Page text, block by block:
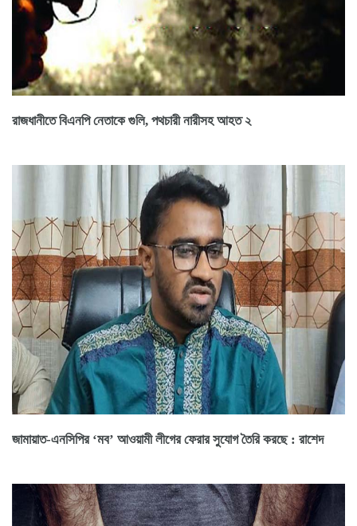
রাজধানীতে বিএনপি নেতাকে গুলি, পথচারী নারীসহ আহত ২
জামায়াত-এনসিপির ‘মব’ আওয়ামী লীগের ফেরার সুযোগ তৈরি করছে : রাশেদ